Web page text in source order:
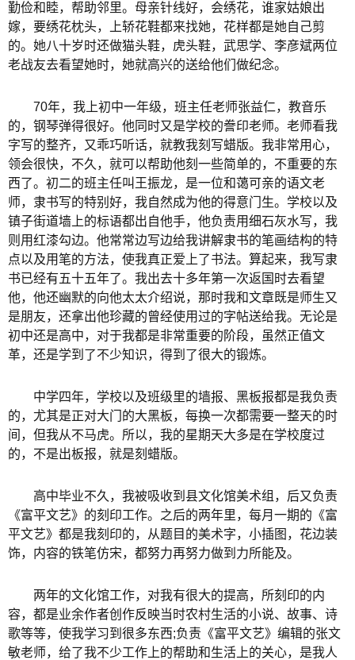
勤俭和睦，帮助邻里。母亲针线好，会绣花，谁家姑娘出
嫁，要绣花枕头，上轿花鞋都来找她，花样都是她自己剪
的。她八十岁时还做猫头鞋，虎头鞋，武思学、李彦斌两位
老战友去看望她时，她就高兴的送给他们做纪念。
70年，我上初中一年级，班主任老师张益仁，教音乐
的，钢琴弹得很好。他同时又是学校的誊印老师。老师看我
字写的整齐，又乖巧听话，就教我刻写蜡版。我非常用心，
领会很快，不久，就可以帮助他刻一些简单的，不重要的东
西了。初二的班主任叫王振龙，是一位和蔼可亲的语文老
师，隶书写的特别好，我自然成为他的得意门生。学校以及
镇子街道墙上的标语都出自他手，他负责用细石灰水写，我
则用红漆勾边。他常常边写边给我讲解隶书的笔画结构的特
点以及用笔的方法，使我真正爱上了书法。算起来，我写隶
书已经有五十五年了。我出去十多年第一次返国时去看望
他，他还幽默的向他太太介绍说，那时我和文章既是师生又
是朋友，还拿出他珍藏的曾经使用过的字帖送给我。无论是
初中还是高中，对于我都是非常重要的阶段，虽然正值文
革，还是学到了不少知识，得到了很大的锻炼。
中学四年，学校以及班级里的墙报、黑板报都是我负责
的，尤其是正对大门的大黑板，每换一次都需要一整天的时
间，但我从不马虎。所以，我的星期天大多是在学校度过
的，不是出板报，就是刻蜡版。
高中毕业不久，我被吸收到县文化馆美术组，后又负责
《富平文艺》的刻印工作。之后的两年里，每月一期的《富
平文艺》都是我刻印的，从题目的美术字，小插图，花边装
饰，内容的铁笔仿宋，都努力再努力做到力所能及。
两年的文化馆工作，对我有很大的提高，所刻印的内
容，都是业余作者创作反映当时农村生活的小说、故事、诗
歌等等，使我学习到很多东西;负责《富平文艺》编辑的张文
敏老师，给了我不少工作上的帮助和生活上的关心，是我人